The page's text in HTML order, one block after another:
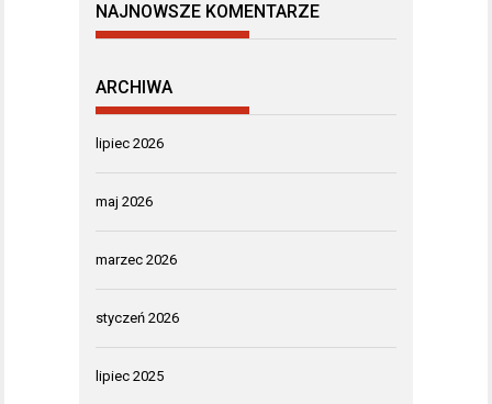
NAJNOWSZE KOMENTARZE
ARCHIWA
lipiec 2026
maj 2026
marzec 2026
styczeń 2026
lipiec 2025